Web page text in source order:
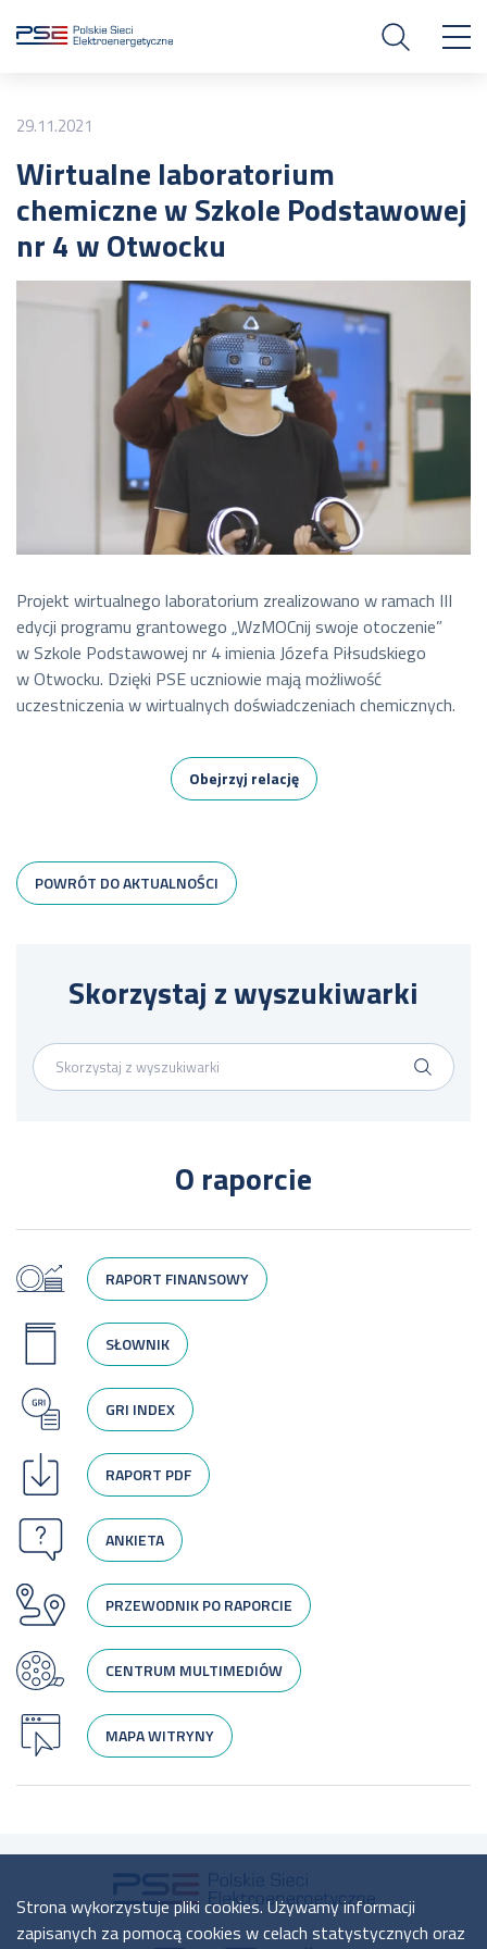
29.11.2021
Wirtualne laboratorium
chemiczne w Szkole Podstawowej
nr 4 w Otwocku
Projekt wirtualnego laboratorium zrealizowano w ramach III
edycji programu grantowego „WzMOCnij swoje otoczenie”
w Szkole Podstawowej nr 4 imienia Józefa Piłsudskiego
w Otwocku. Dzięki PSE uczniowie mają możliwość
uczestniczenia w wirtualnych doświadczeniach chemicznych.
Obejrzyj relację
POWRÓT DO AKTUALNOŚCI
Skorzystaj z wyszukiwarki
O raporcie
RAPORT FINANSOWY
SŁOWNIK
GRI INDEX
RAPORT PDF
ANKIETA
PRZEWODNIK PO RAPORCIE
CENTRUM MULTIMEDIÓW
MAPA WITRYNY
Strona wykorzystuje pliki cookies. Używamy informacji
zapisanych za pomocą cookies w celach statystycznych oraz